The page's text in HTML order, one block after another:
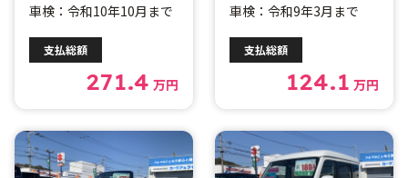
車検：令和10年10月まで
支払総額
271.4 万円
車検：令和9年3月まで
支払総額
124.1 万円